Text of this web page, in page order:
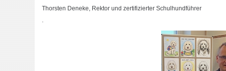
Thorsten Deneke, Rektor und zertifizierter Schulhundführer
.